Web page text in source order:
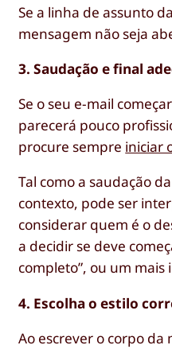
Se a linha de assunto
mensagem não seja
3. Saudação e final
Se o seu e-mail
parecerá pouco
procure sempre iniciar
Tal como a saudação
contexto, pode ser
considerar quem é o
a decidir se deve
completo”, ou um mais
4. Escolha o estilo
Ao escrever o corpo